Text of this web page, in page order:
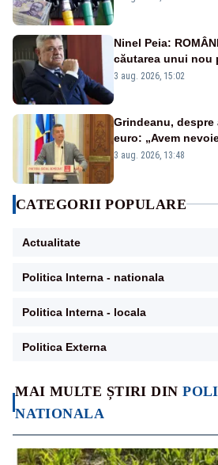
MAI MULTE ȘTIRI DIN
NATIONALA
Ninel Peia:
căutarea unui nou
3 aug. 2026, 15:02
Grindeanu, despre
euro: „Avem
creștere economică”
3 aug. 2026, 13:48
CATEGORII POPULARE
Actualitate
Politica Interna - nationala
Politica Interna - locala
Politica Externa